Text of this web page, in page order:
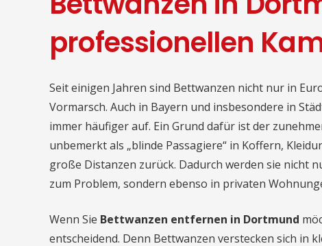
professionellen
Seit einigen Jahren sind Bettwanzen nicht nur in
Vormarsch. Auch in Bayern und insbesondere in
immer häufiger auf. Ein Grund dafür ist der
unbemerkt als „blinde Passagiere“ in Koffern,
große Distanzen zurück. Dadurch werden sie nicht
zum Problem, sondern ebenso in privaten
Wenn Sie Bettwanzen entfernen in Dortmund
entscheidend. Denn Bettwanzen verstecken sich in